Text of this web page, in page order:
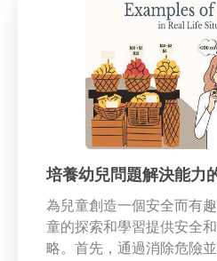
係。 本文還考察了政府政
發展，以及社區參與的重
關於可再生能源行業就業
框架與可持續發展之間的
源，了解支持性環境如何
長奠定基礎。
培養幼兒問題解決能力
為兒童創造一個安全而有
童的探索和學習提供安全
略。首先，通過消除危險